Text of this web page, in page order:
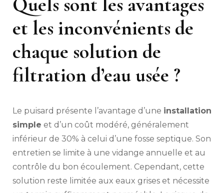
et les inconvénients de
chaque solution de
filtration d’eau usée ?
Le puisard présente l’avantage d’une installation
simple et d’un coût modéré, généralement
inférieur de 30% à celui d’une fosse septique. Son
entretien se limite à une vidange annuelle et au
contrôle du bon écoulement. Cependant, cette
solution reste limitée aux eaux grises et nécessite